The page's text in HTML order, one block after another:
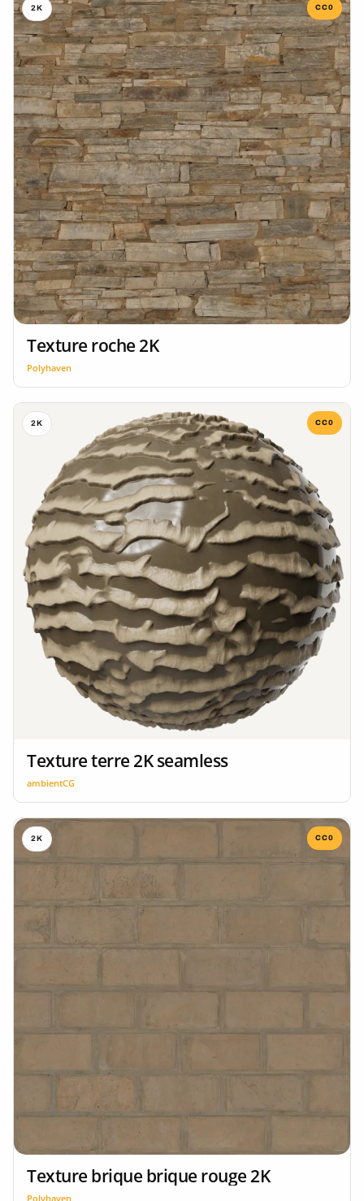
2K CC0
Texture roche 2K
Polyhaven
2K CC0
Texture terre 2K seamless
ambientCG
2K CC0
Texture brique brique rouge 2K
Polyhaven